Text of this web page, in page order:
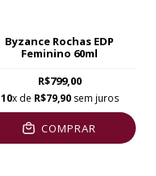
Byzance Rochas EDP
Feminino 60ml
R$799,00
10x de R$79,90sem juros
COMPRAR